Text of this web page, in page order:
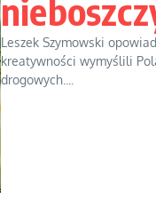
Leszek Szymowski
kreatywności wymyślili
drogowych....